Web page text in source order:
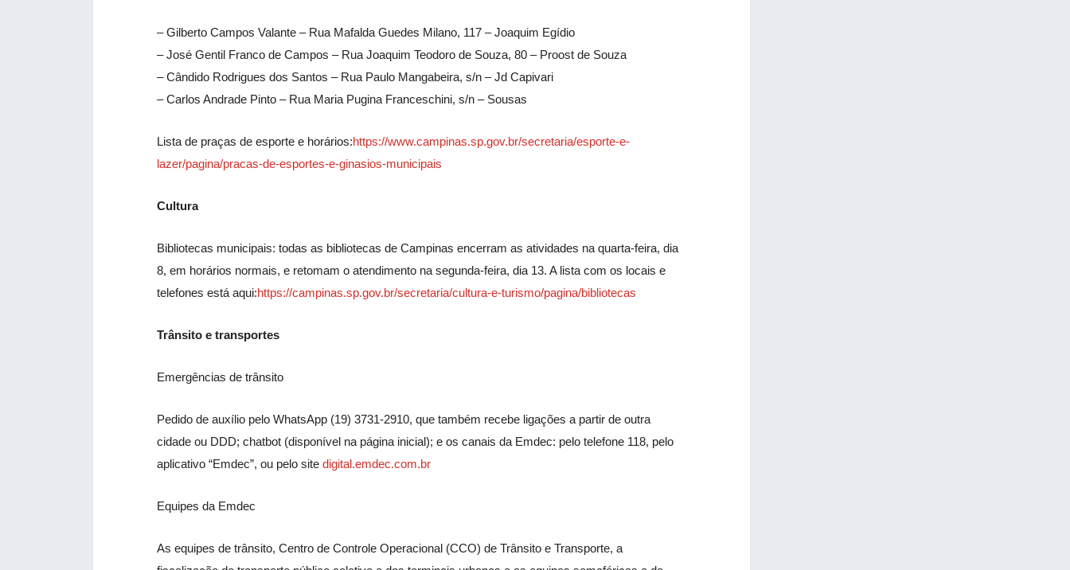
– Gilberto Campos Valante – Rua Mafalda Guedes Milano, 117 – Joaquim Egídio
– José Gentil Franco de Campos – Rua Joaquim Teodoro de Souza, 80 – Proost de Souza
– Cândido Rodrigues dos Santos – Rua Paulo Mangabeira, s/n – Jd Capivari
– Carlos Andrade Pinto – Rua Maria Pugina Franceschini, s/n – Sousas
Lista de praças de esporte e horários:https://www.campinas.sp.gov.br/secretaria/esporte-e-
lazer/pagina/pracas-de-esportes-e-ginasios-municipais
Cultura
Bibliotecas municipais: todas as bibliotecas de Campinas encerram as atividades na quarta-feira, dia
8, em horários normais, e retomam o atendimento na segunda-feira, dia 13. A lista com os locais e
telefones está aqui:https://campinas.sp.gov.br/secretaria/cultura-e-turismo/pagina/bibliotecas
Trânsito e transportes
Emergências de trânsito
Pedido de auxílio pelo WhatsApp (19) 3731-2910, que também recebe ligações a partir de outra
cidade ou DDD; chatbot (disponível na página inicial); e os canais da Emdec: pelo telefone 118, pelo
aplicativo “Emdec”, ou pelo site digital.emdec.com.br
Equipes da Emdec
As equipes de trânsito, Centro de Controle Operacional (CCO) de Trânsito e Transporte, a